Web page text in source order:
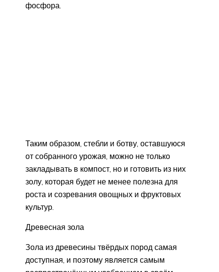
фосфора.
Таким образом, стебли и ботву, оставшуюся
от собранного урожая, можно не только
закладывать в компост, но и готовить из них
золу, которая будет не менее полезна для
роста и созревания овощных и фруктовых
культур.
Древесная зола
Зола из древесины твёрдых пород самая
доступная, и поэтому является самым